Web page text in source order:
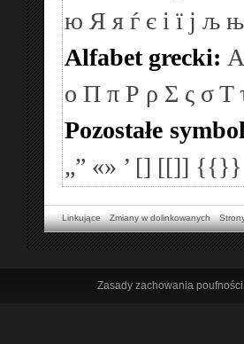
ю Я я ѓ є і ї ј љ њ
Alfabet grecki: Α
ο Π π Ρ ρ Σ ς σΤ
Pozostałe
„” «» ’ [] [[]] {{}}
Linkujące Zmiany w dolinkowanych
Zasady zachowania poufności